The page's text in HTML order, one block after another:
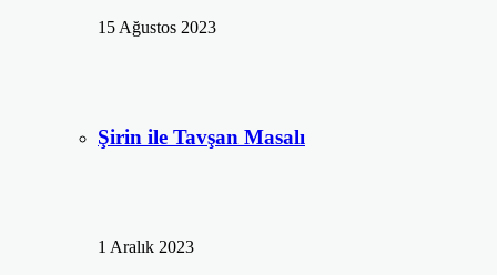
15 Ağustos 2023
Şirin ile Tavşan Masalı
1 Aralık 2023